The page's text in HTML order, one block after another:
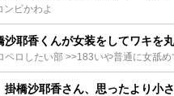
ビかわよ
沙耶香くんが女装をしてワキを
ペロしたい部 >>183いや普通に女舐め
掛橋沙耶香さん、思ったより小